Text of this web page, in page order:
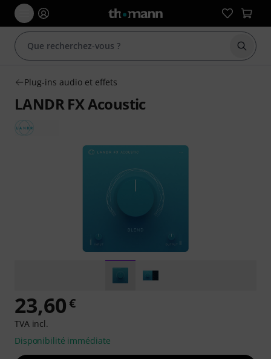
Plug-ins audio et effets
LANDR FX Acoustic
23,60€
TVA incl.
Disponibilité immédiate